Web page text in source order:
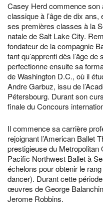
Casey Herd commence son
classique à l’âge de dix
ses premières classes à la
natale de Salt Lake City.
fondateur de la compagnie
tant qu’apprenti dès l’âge
perfectionne ensuite sa
de Washington D.C., où il
Andre Garbuz, issu de
Pétersbourg. Durant son
finale du Concours
Il commence sa carrière
rejoignant l’American Ballet
prestigieuse du Metropolitan
Pacific Northwest Ballet à
échelons pour obtenir le
dancer). Durant cette
œuvres de George
Jerome Robbins.